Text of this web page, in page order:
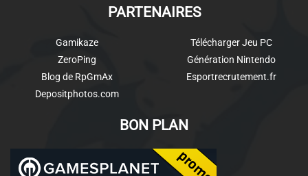
PARTENAIRES
Gamikaze
ZeroPing
Blog de RpGmAx
Depositphotos.com
Télécharger Jeu PC
Génération Nintendo
Esportrecrutement.fr
BON PLAN